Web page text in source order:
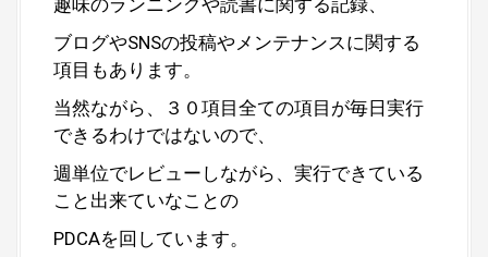
趣味のランニングや読書に関する記録、
ブログやSNSの投稿やメンテナンスに関する
項目もあります。
当然ながら、３０項目全ての項目が毎日実行
できるわけではないので、
週単位でレビューしながら、実行できている
こと出来ていなことの
PDCAを回しています。